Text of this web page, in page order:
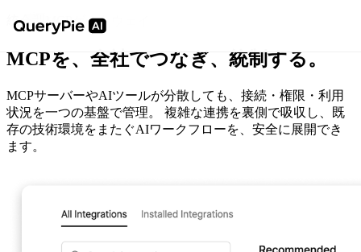
統合型MCPゲートウェイ
MCPを、全社でつなぎ、統制する。
MCPサーバーやAIツールが分散しても、接続・権限・利用
状況を一つの基盤で管理。 複雑な連携を裏側で吸収し、既
存の技術環境をまたぐAIワークフローを、安全に展開でき
ます。